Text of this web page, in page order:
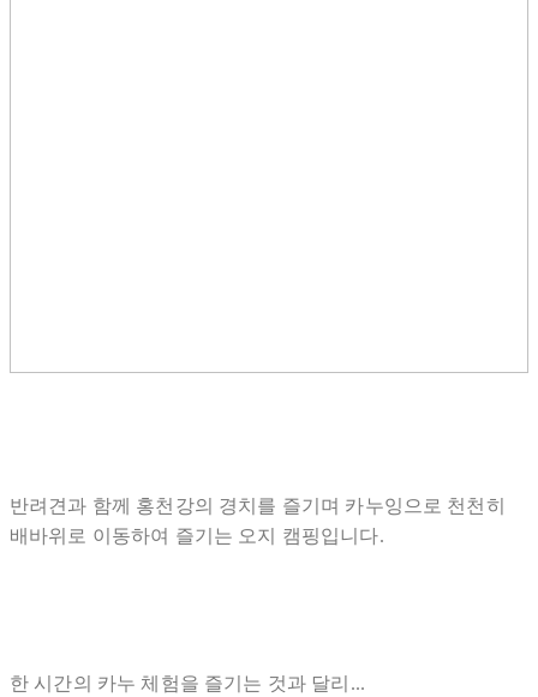
반려견과 함께 홍천강의 경치를 즐기며 카누잉으로 천천히
배바위로 이동하여 즐기는 오지 캠핑입니다.
한 시간의 카누 체험을 즐기는 것과 달리...